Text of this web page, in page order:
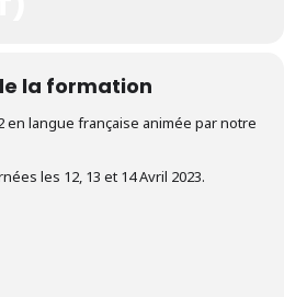
la formation
en langue française animée par notre
les 12, 13 et 14 Avril 2023.